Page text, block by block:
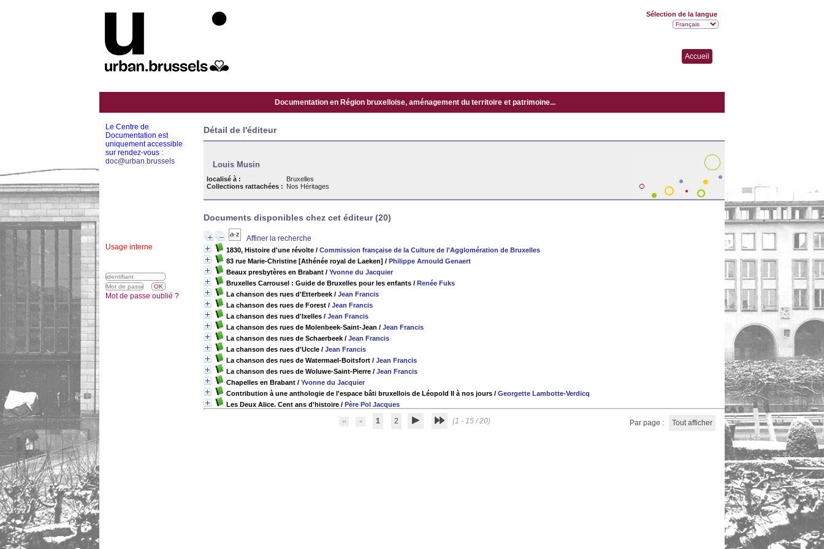
Accueil
Documentation en Région bruxelloise, aménagement du territoire et patrimoine...
Détail de l'éditeur
Louis Musin
localisé à :
Bruxelles
Collections rattachées : Nos Héritages
Documents disponibles chez cet éditeur (20)
Affiner la recherche
1830, Histoire d'une révolte / Commission française de la Culture de l'Agglomération de Bruxelles
83 rue Marie-Christine [Athénée royal de Laeken] / Philippe Arnould Genaert
Beaux presbytères en Brabant / Yvonne du Jacquier
Bruxelles Carrousel : Guide de Bruxelles pour les enfants / Renée Fuks
La chanson des rues d'Etterbeek / Jean Francis
La chanson des rues de Forest / Jean Francis
La chanson des rues d'Ixelles / Jean Francis
La chanson des rues de Molenbeek-Saint-Jean / Jean Francis
La chanson des rues de Schaerbeek / Jean Francis
La chanson des rues d'Uccle / Jean Francis
La chanson des rues de Watermael-Boitsfort / Jean Francis
La chanson des rues de Woluwe-Saint-Pierre / Jean Francis
Chapelles en Brabant / Yvonne du Jacquier
Contribution à une anthologie de l'espace bâti bruxellois de Léopold II à nos jours / Georgette Lambotte-Verdicq
Les Deux Alice. Cent ans d'histoire / Père Pol Jacques
1 2 (1 - 15 / 20) Par page : Tout afficher
Le Centre de
Documentation est
uniquement accessible
sur rendez-vous :
doc@urban.brussels
Usage interne
Sélection de la langue
Mot de passe oublié ?